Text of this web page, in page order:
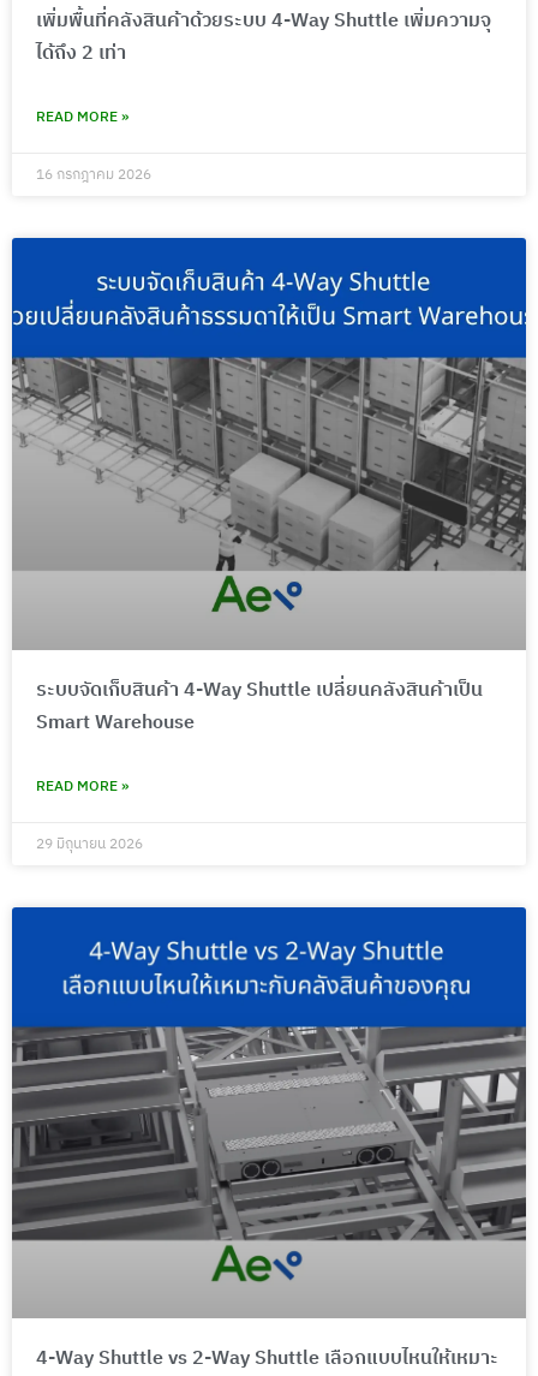
เพิ่มพื้นที่คลังสินค้าด้วยระบบ 4-Way Shuttle เพิ่มความจุ
ได้ถึง 2 เท่า
READ MORE »
16 กรกฎาคม 2026
ระบบจัดเก็บสินค้า 4-Way Shuttle เปลี่ยนคลังสินค้าเป็น
Smart Warehouse
READ MORE »
29 มิถุนายน 2026
4-Way Shuttle vs 2-Way Shuttle เลือกแบบไหนให้เหมาะ